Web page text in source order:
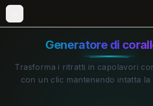
Generatore di
Trasforma i ritratti in capolavori
con un clic mantenendo intatta la